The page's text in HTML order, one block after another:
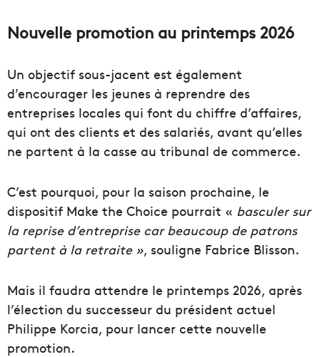
Nouvelle promotion au printemps 2026
Un objectif sous-jacent est également
d’encourager les jeunes à reprendre des
entreprises locales qui font du chiffre d’affaires,
qui ont des clients et des salariés, avant qu’elles
ne partent à la casse au tribunal de commerce.
C’est pourquoi, pour la saison prochaine, le
dispositif Make the Choice pourrait « basculer sur
la reprise d’entreprise car beaucoup de patrons
partent à la retraite », souligne Fabrice Blisson.
Mais il faudra attendre le printemps 2026, après
l’élection du successeur du président actuel
Philippe Korcia, pour lancer cette nouvelle
promotion.